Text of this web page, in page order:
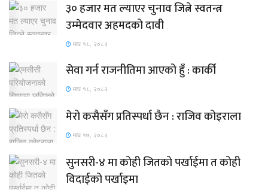
३० हजार मत ल्याएर चुनाव जित्ने स्वतन्त्र
उम्मेदवार अहमदको दावी
माघ १८, २०८२
सेवा गर्न राजनीतिमा आएको हुँ : कार्की
माघ १८, २०८२
मेरो कसैसँग प्रतिस्पर्धा छैन : राजिव कोइराला
माघ १७, २०८२
सुनसरी-४ मा कोही जितको पर्खाईमा त कोही
विदाईको पर्खाइमा